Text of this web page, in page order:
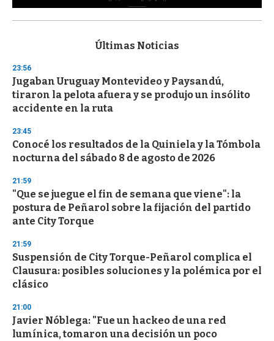
s
d
s
o
f
3
s
e
c
o
d
s
Últimas Noticias
23:56
Jugaban Uruguay Montevideo y Paysandú,
tiraron la pelota afuera y se produjo un insólito
accidente en la ruta
23:45
Conocé los resultados de la Quiniela y la Tómbola
nocturna del sábado 8 de agosto de 2026
21:59
"Que se juegue el fin de semana que viene": la
postura de Peñarol sobre la fijación del partido
ante City Torque
21:59
Suspensión de City Torque-Peñarol complica el
Clausura: posibles soluciones y la polémica por el
clásico
21:00
Javier Nóblega: "Fue un hackeo de una red
lumínica, tomaron una decisión un poco